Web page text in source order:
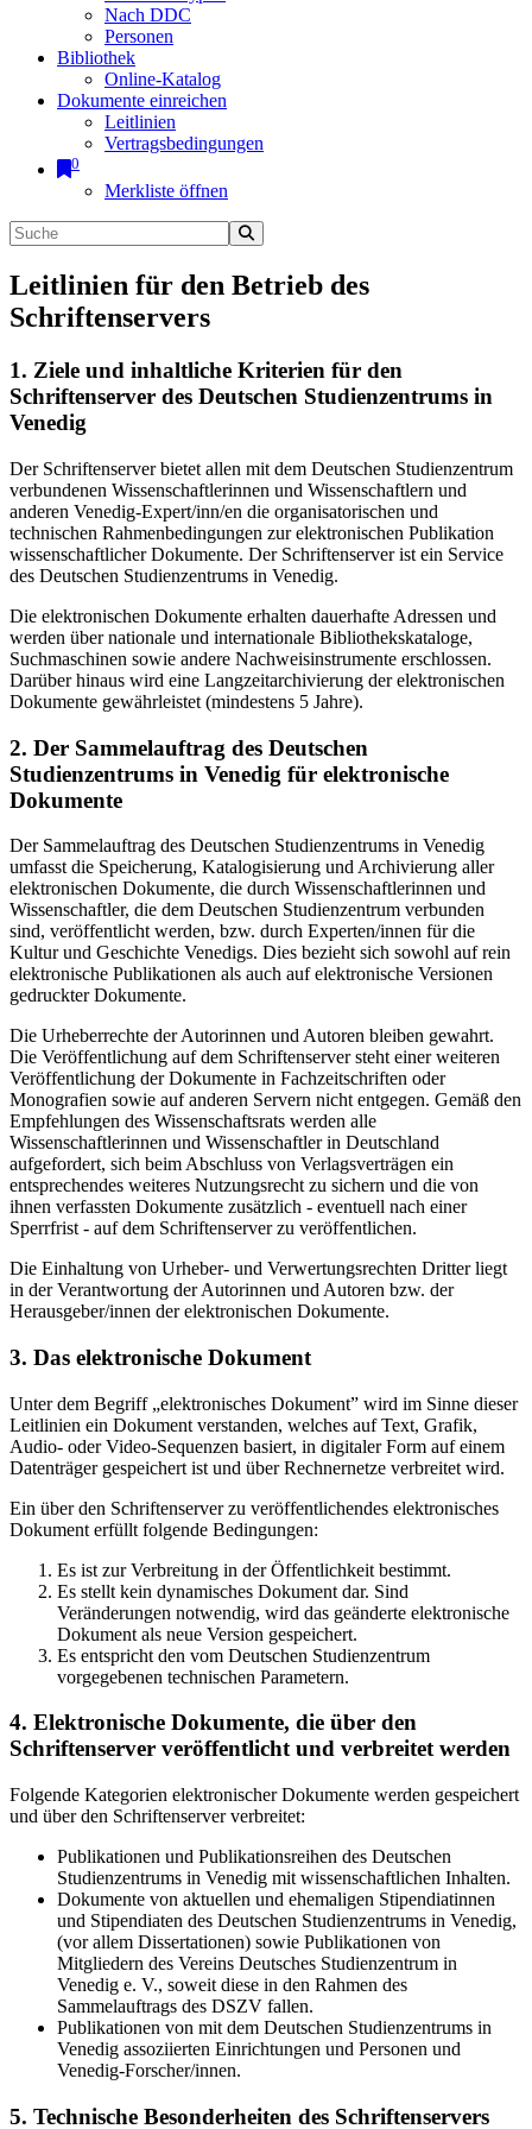
Nach DDC
Personen
Bibliothek
Online-Katalog
Dokumente einreichen
Leitlinien
Vertragsbedingungen
0
Merkliste öffnen
Leitlinien für den Betrieb des
Schriftenservers
1. Ziele und inhaltliche Kriterien für den
Schriftenserver des Deutschen Studienzentrums in
Venedig
Der Schriftenserver bietet allen mit dem Deutschen Studienzentrum
verbundenen Wissenschaftlerinnen und Wissenschaftlern und
anderen Venedig-Expert/inn/en die organisatorischen und
technischen Rahmenbedingungen zur elektronischen Publikation
wissenschaftlicher Dokumente. Der Schriftenserver ist ein Service
des Deutschen Studienzentrums in Venedig.
Die elektronischen Dokumente erhalten dauerhafte Adressen und
werden über nationale und internationale Bibliothekskataloge,
Suchmaschinen sowie andere Nachweisinstrumente erschlossen.
Darüber hinaus wird eine Langzeitarchivierung der elektronischen
Dokumente gewährleistet (mindestens 5 Jahre).
2. Der Sammelauftrag des Deutschen
Studienzentrums in Venedig für elektronische
Dokumente
Der Sammelauftrag des Deutschen Studienzentrums in Venedig
umfasst die Speicherung, Katalogisierung und Archivierung aller
elektronischen Dokumente, die durch Wissenschaftlerinnen und
Wissenschaftler, die dem Deutschen Studienzentrum verbunden
sind, veröffentlicht werden, bzw. durch Experten/innen für die
Kultur und Geschichte Venedigs. Dies bezieht sich sowohl auf rein
elektronische Publikationen als auch auf elektronische Versionen
gedruckter Dokumente.
Die Urheberrechte der Autorinnen und Autoren bleiben gewahrt.
Die Veröffentlichung auf dem Schriftenserver steht einer weiteren
Veröffentlichung der Dokumente in Fachzeitschriften oder
Monografien sowie auf anderen Servern nicht entgegen. Gemäß den
Empfehlungen des Wissenschaftsrats werden alle
Wissenschaftlerinnen und Wissenschaftler in Deutschland
aufgefordert, sich beim Abschluss von Verlagsverträgen ein
entsprechendes weiteres Nutzungsrecht zu sichern und die von
ihnen verfassten Dokumente zusätzlich - eventuell nach einer
Sperrfrist - auf dem Schriftenserver zu veröffentlichen.
Die Einhaltung von Urheber- und Verwertungsrechten Dritter liegt
in der Verantwortung der Autorinnen und Autoren bzw. der
Herausgeber/innen der elektronischen Dokumente.
3. Das elektronische Dokument
Unter dem Begriff „elektronisches Dokument” wird im Sinne dieser
Leitlinien ein Dokument verstanden, welches auf Text, Grafik,
Audio- oder Video-Sequenzen basiert, in digitaler Form auf einem
Datenträger gespeichert ist und über Rechnernetze verbreitet wird.
Ein über den Schriftenserver zu veröffentlichendes elektronisches
Dokument erfüllt folgende Bedingungen:
Es ist zur Verbreitung in der Öffentlichkeit bestimmt.
Es stellt kein dynamisches Dokument dar. Sind
Veränderungen notwendig, wird das geänderte elektronische
Dokument als neue Version gespeichert.
Es entspricht den vom Deutschen Studienzentrum
vorgegebenen technischen Parametern.
4. Elektronische Dokumente, die über den
Schriftenserver veröffentlicht und verbreitet werden
Folgende Kategorien elektronischer Dokumente werden gespeichert
und über den Schriftenserver verbreitet:
Publikationen und Publikationsreihen des Deutschen
Studienzentrums in Venedig mit wissenschaftlichen Inhalten.
Dokumente von aktuellen und ehemaligen Stipendiatinnen
und Stipendiaten des Deutschen Studienzentrums in Venedig,
(vor allem Dissertationen) sowie Publikationen von
Mitgliedern des Vereins Deutsches Studienzentrum in
Venedig e. V., soweit diese in den Rahmen des
Sammelauftrags des DSZV fallen.
Publikationen von mit dem Deutschen Studienzentrums in
Venedig assoziierten Einrichtungen und Personen und
Venedig-Forscher/innen.
5. Technische Besonderheiten des Schriftenservers